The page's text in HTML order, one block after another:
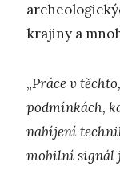
krajiny a
„Práce v
podmínkách,
nabíjení
mobilní signál